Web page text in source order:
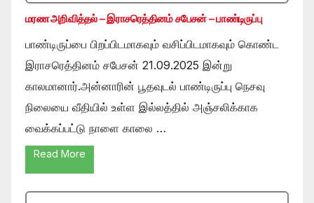
மரண அறிவித்தல் – இராசரெத்தினம் சபேசன் – பாண்டிருப்பு
பாண்டிருப்பை பிறப்பிடமாகவும் வசிப்பிடமாகவும் கொண்ட
இராசரெத்தினம் சபேசன் 21.09.2025 இன்று
காலமானார்.அன்னாரின் பூதவுடல் பாண்டிருப்பு நெசவு
நிலையை வீதியில் உள்ள இல்லத்தில் அஞ்சலிக்காக
வைக்கப்பட்டு நாளை காலை …
Read More